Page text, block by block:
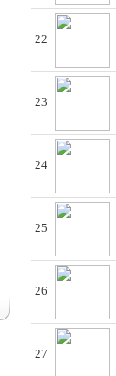
22
23
24
25
26
27